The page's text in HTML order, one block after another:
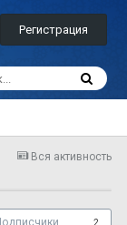
Регистрация
Вся активность
2